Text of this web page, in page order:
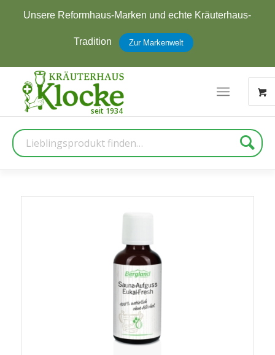
Unsere Reformhaus-Marken und echte Kräuterhaus-
Tradition Zur Markenwelt
Suche